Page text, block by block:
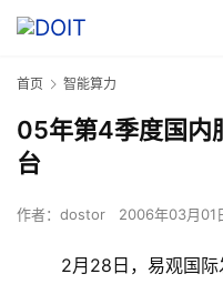
首页 智能算力
05年第4季度国内
台
作者： dostor 2006年03月01
2月28日，易观国际